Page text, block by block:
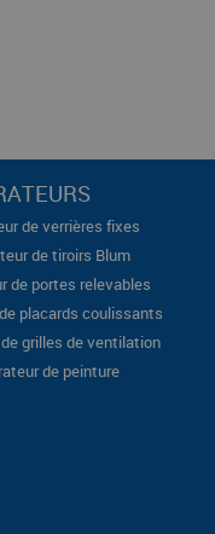
de verrières fixes
de tiroirs Blum
de portes relevables
placards coulissants
grilles de ventilation
de peinture